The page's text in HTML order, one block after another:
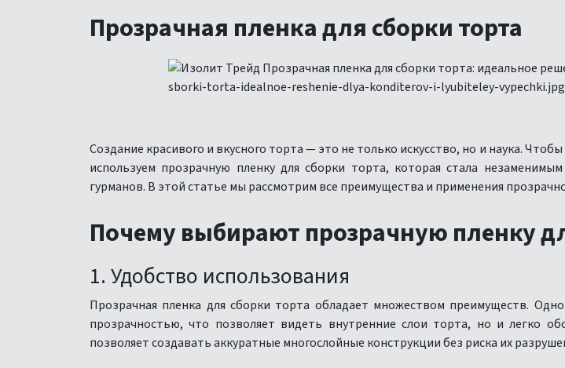
Прозрачная пленка для сборки торта
Создание красивого и вкусного торта — это не только искусство, но и наука.
используем прозрачную пленку для сборки торта, которая стала
гурманов. В этой статье мы рассмотрим все преимущества и применения
Почему выбирают прозрачную пленку
1. Удобство использования
Прозрачная пленка для сборки торта обладает множеством преимуществ.
прозрачностью, что позволяет видеть внутренние слои торта, но и легко
позволяет создавать аккуратные многослойные конструкции без риска их